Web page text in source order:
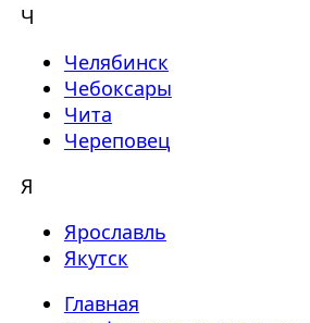
Ч
Челябинск
Чебоксары
Чита
Череповец
Я
Ярославль
Якутск
Главная